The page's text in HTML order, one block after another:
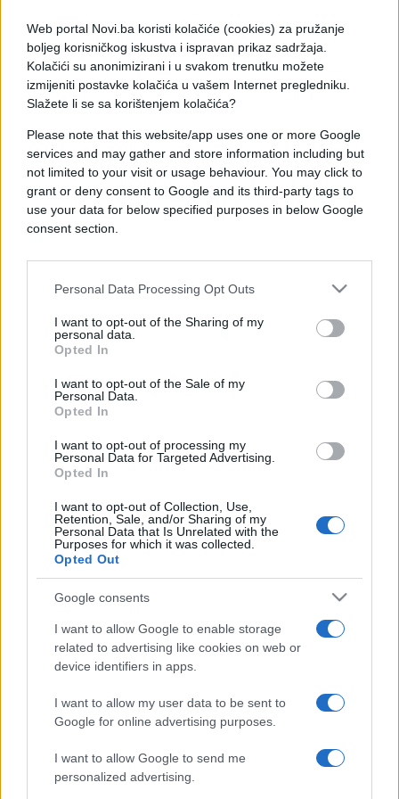
Web portal Novi.ba koristi kolačiće (cookies) za pružanje
boljeg korisničkog iskustva i ispravan prikaz sadržaja.
Kolačići su anonimizirani i u svakom trenutku možete
izmijeniti postavke kolačića u vašem Internet pregledniku.
Slažete li se sa korištenjem kolačića?
Please note that this website/app uses one or more Google
services and may gather and store information including but
not limited to your visit or usage behaviour. You may click to
grant or deny consent to Google and its third-party tags to
use your data for below specified purposes in below Google
consent section.
Personal Data Processing Opt Outs
I want to opt-out of the Sharing of my
personal data.
Opted In
I want to opt-out of the Sale of my
Personal Data.
Opted In
I want to opt-out of processing my
Personal Data for Targeted Advertising.
Opted In
I want to opt-out of Collection, Use,
Retention, Sale, and/or Sharing of my
Personal Data that Is Unrelated with the
Purposes for which it was collected.
Opted Out
Google consents
I want to allow Google to enable storage
related to advertising like cookies on web or
device identifiers in apps.
I want to allow my user data to be sent to
Google for online advertising purposes.
I want to allow Google to send me
personalized advertising.
Zbog toga su kao vozači, ali i kao pješaci postali
neoprezniji i češće sudjeluju u prometnim
nesrećama jer im je pozornost usmjerena na ekran,
a ne na svijet oko sebe.
Zato su neki gradovi uveli posebne staze za one
koji koriste pametne telefone, kao i posebne
zvučne i svjetlosne signale kad se približavaju
prometnici.
No, Honolulu je nedavno donio zakon koji će
kažnjavati one kojima je pažnja usmjerena na
pametni telefon, a ne na cestu.
"Distracted Walking Law" ili Zakon o ometanom
hodanju na snagu će stupiti 25. listopada 2017.
godine. Zabranjuje ulazak u raskrižje s pogledom na
ekran (kamere, tableta, pametnog telefona ili
tom trenutku zovu hitne službe ili se nalaze na
pločniku.
Kazne za prekršitelje koje prvi put uhvate u
prekršaju će biti od 15 do 35 dolara, dok će
recidivisti biti kažnjeni s čak 99 dolara (oko 600
kuna).
smo ovisni o pametnim telefonima i da to utječe na
način na koji se krećemo, čini se da će donošenje
ovakvih zakona biti sve češće kako bi se zaštitili
pješaci, ali i vozači.